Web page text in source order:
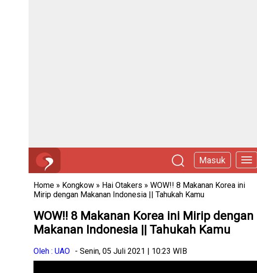
Masuk
Home » Kongkow » Hai Otakers » WOW!! 8 Makanan Korea ini
Mirip dengan Makanan Indonesia || Tahukah Kamu
WOW!! 8 Makanan Korea ini Mirip dengan
Makanan Indonesia || Tahukah Kamu
Oleh : UAO - Senin, 05 Juli 2021 | 10:23 WIB